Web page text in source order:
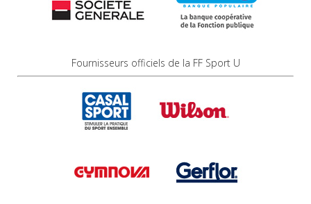
Fournisseurs officiels de la FF Sport U